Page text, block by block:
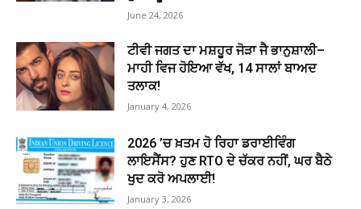
June 24, 2026
ਟੀਵੀ ਜਗਤ ਦਾ ਮਸ਼ਹੂਰ ਜੋੜਾ ਜੈ ਭਾਨੁਸ਼ਾਲੀ–
ਮਾਹੀ ਵਿਜ ਹੋਇਆ ਵੱਖ, 14 ਸਾਲਾਂ ਬਾਅਦ
ਤਲਾਕ!
January 4, 2026
2026 ’ਚ ਖ਼ਤਮ ਹੋ ਰਿਹਾ ਡਰਾਈਵਿੰਗ
ਲਾਇਸੈਂਸ? ਹੁਣ RTO ਦੇ ਚੱਕਰ ਨਹੀਂ, ਘਰ ਬੈਠੇ
ਖੁਦ ਕਰੋ ਅਪਲਾਈ!
January 3, 2026